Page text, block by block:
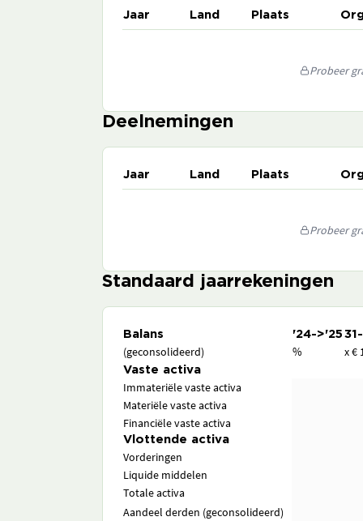
Jaar Land Plaats
Probeer
Deelnemingen
Jaar Land Plaats
Probeer
Standaard jaarrekeningen
Balans '24->'25
(geconsolideerd) % x €
Vaste activa
Immateriële vaste activa
Materiële vaste activa
Financiële vaste activa
Vlottende activa
Vorderingen
Liquide middelen
Totale activa
Aandeel derden (geconsolideerd)